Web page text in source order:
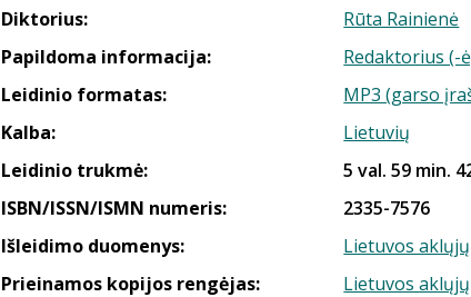
Diktorius:
Rūta Rainienė
Papildoma informacija:
Redaktorius (-
Leidinio formatas:
MP3 (garso
Kalba:
Lietuvių
Leidinio trukmė:
5 val. 59 min.
ISBN/ISSN/ISMN numeris:
2335-7576
Išleidimo duomenys:
Lietuvos
Prieinamos kopijos rengėjas:
Lietuvos